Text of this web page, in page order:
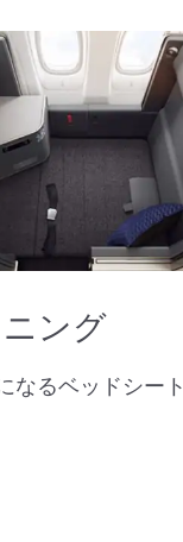
ング
なるベッドシート